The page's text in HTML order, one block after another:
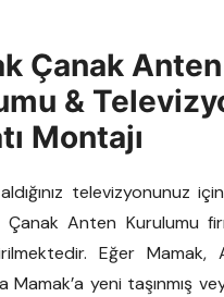
Çanak Anten
&
Montajı
televizyonunuz
Çanak Anten Kurulumu
Eğer Mamak,
Mamak’a yeni taşınmış